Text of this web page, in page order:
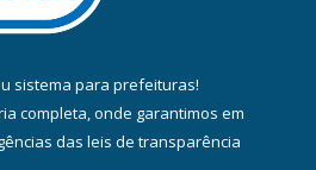
sistema para prefeituras!
completa, onde garantimos em
das leis de transparência